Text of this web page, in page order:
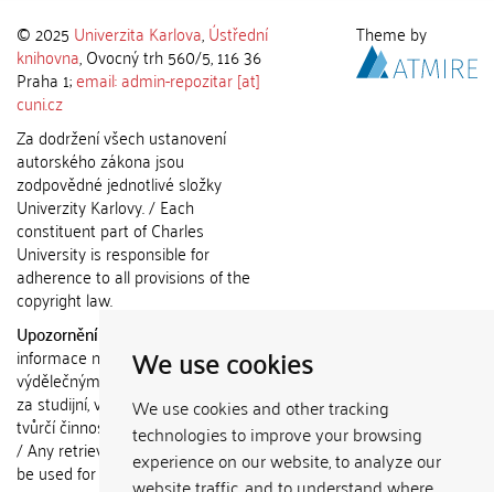
We use cookies
We use cookies and other tracking
technologies to improve your browsing
experience on our website, to analyze our
© 2025 Univerzita Karlova,Ústřední
knihovna, Ovocný trh 560/5, 116 36
Praha 1;email: admin-repozitar [at]
cuni.cz
Za dodržení všech ustanovení
autorského zákona jsou
zodpovědné jednotlivé složky
Univerzity Karlovy. / Each
constituent part of Charles
University is responsible for
adherence to all provisions of the
copyright law.
Upozornění / Notice:
informace nemohou být použity k
výdělečným účelům nebo vydávány
za studijní, vědeckou nebo jinou
tvůrčí činnost jiné osoby než autora.
/ Any retrieved information shall not
be used for any commercial
Theme by